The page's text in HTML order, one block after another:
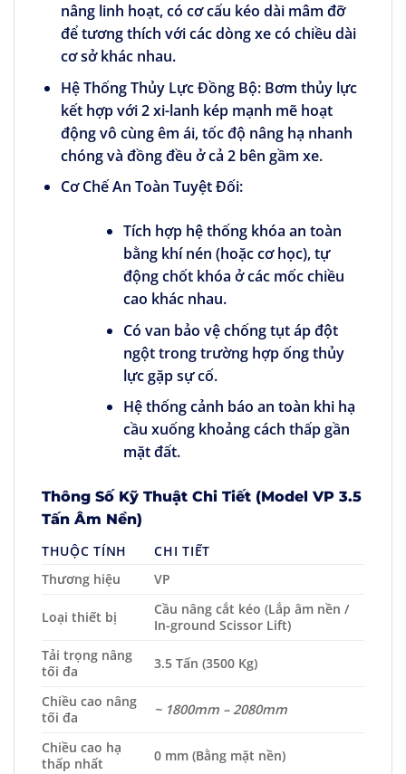
nâng linh hoạt, có cơ cấu kéo dài mâm đỡ
để tương thích với các dòng xe có chiều dài
cơ sở khác nhau.
Hệ Thống Thủy Lực Đồng Bộ:Bơm thủy lực
kết hợp với 2 xi-lanh kép mạnh mẽ hoạt
động vô cùng êm ái, tốc độ nâng hạ nhanh
chóng và đồng đều ở cả 2 bên gầm xe.
Cơ Chế An Toàn Tuyệt Đối:
Tích hợp hệ thống khóa an toàn
bằng khí nén (hoặc cơ học), tự
động chốt khóa ở các mốc chiều
cao khác nhau.
Có van bảo vệ chống tụt áp đột
ngột trong trường hợp ống thủy
lực gặp sự cố.
Hệ thống cảnh báo an toàn khi hạ
cầu xuống khoảng cách thấp gần
mặt đất.
Thông Số Kỹ Thuật Chi Tiết (Model VP 3.5
Tấn Âm Nền)
THUỘC TÍNH
CHI TIẾT
Thương hiệu
VP
Loại thiết bị
Cầu nâng cắt kéo (Lắp âm nền /
In-ground Scissor Lift)
Tải trọng nâng
tối đa
3.5 Tấn (3500 Kg)
Chiều cao nâng
tối đa
~ 1800mm – 2080mm
Chiều cao hạ
thấp nhất
0 mm (Bằng mặt nền)